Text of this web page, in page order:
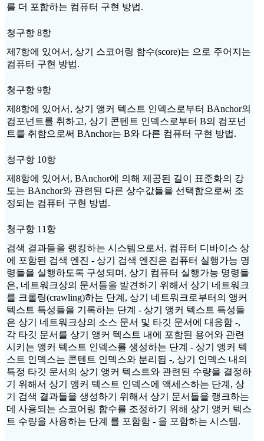
를 더 포함하는 컴퓨터 구현 방법.
청구항 8항
제7항에 있어서, 상기 스코어링 함수(score)는 으로 주어지는
컴퓨터 구현 방법.
청구항 9항
제8항에 있어서, 상기 앵커 텍스트 인덱스로부터 BAnchor의
컴포넌트를 취하고, 상기 콘텐트 인덱스로부터 B의 컴포넌
트를 취함으로써 BAnchor는 B와 다른 컴퓨터 구현 방법.
청구항 10항
제8항에 있어서, BAnchor에 의해 제공된 길이 표준화의 강
도는 BAnchor와 관련된 다른 상수값들을 선택함으로써 조
정되는 컴퓨터 구현 방법.
청구항 11항
검색 결과들을 랭킹하는 시스템으로서, 컴퓨터 디바이스 상
에 포함된 검색 엔진 - 상기 검색 엔진은 컴퓨터 실행가능 명
령들을 실행하도록 구성되며, 상기 컴퓨터 실행가능 명령들
은, 네트워크상의 문서들을 발견하기 위해서 상기 네트워크
를 크롤링(crawling)하는 단계, 상기 네트워크로부터의 앵커
텍스트 특성들을 기록하는 단계 - 상기 앵커 텍스트 특성들
은 상기 네트워크상의 소스 문서 및 타깃 문서에 대응함 -,
각 타깃 문서를 상기 앵커 텍스트 내에 포함된 용어와 관련
시키는 앵커 텍스트 인덱스를 생성하는 단계 - 상기 앵커 텍
스트 인덱스는 콘텐트 인덱스와 분리됨 -, 상기 인덱스 내의
특정 타깃 문서의 상기 앵커 텍스트와 관련된 수량을 결정하
기 위해서 상기 앵커 텍스트 인덱스에 액세스하는 단계, 상
기 검색 결과들을 생성하기 위해서 상기 문서들을 랭크하는
데 사용되는 스코어링 함수를 조정하기 위해 상기 앵커 텍스
트 수량을 사용하는 단계 를 포함함 - 을 포함하는 시스템.